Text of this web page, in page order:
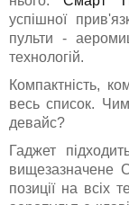
успішної
пульти -
технологій.
Компактність,
весь список.
девайс?
Гаджет
вищезазначене
позиції на всіх